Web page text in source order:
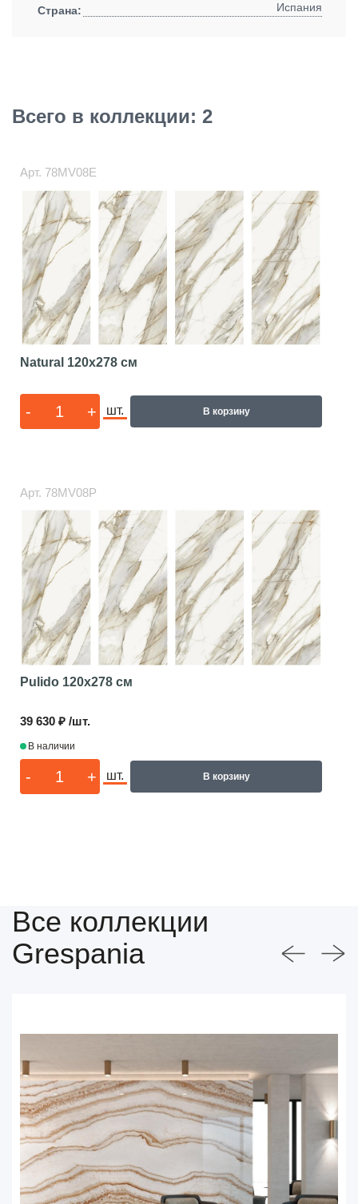
Страна: Испания
Всего в коллекции: 2
Арт. 78MV08E
Natural 120x278 см
- + шт. В корзину
Арт. 78MV08P
Pulido 120x278 см
39 630 ₽ /шт.
В наличии
- + шт. В корзину
Все коллекции
Grespania